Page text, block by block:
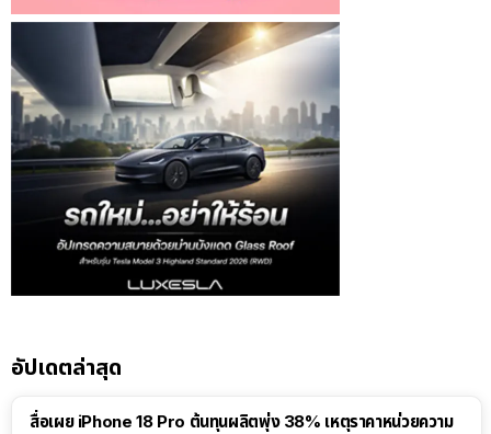
อัปเดตล่าสุด
สื่อเผย iPhone 18 Pro ต้นทุนผลิตพุ่ง 38% เหตุราคาหน่วยความ